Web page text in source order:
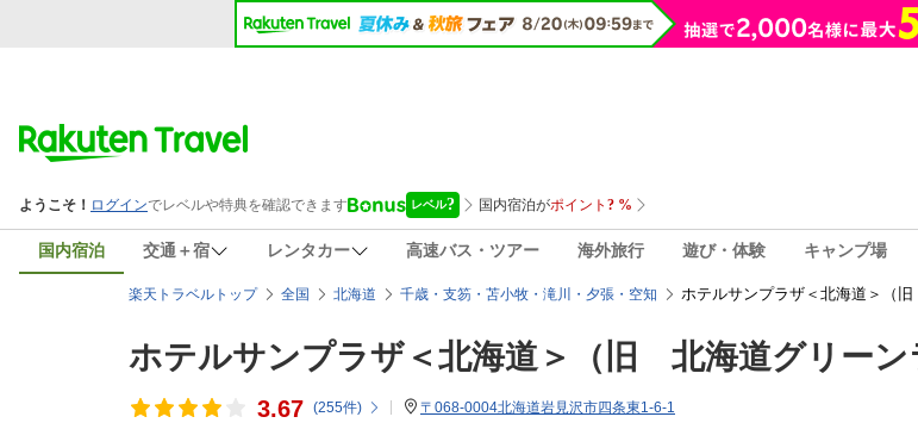
国内宿泊 交通＋宿 レンタカー 高速バス・ツアー 海外旅行 遊び・体験 キャンプ場
楽天トラベルトップ 全国 北海道 千歳・支笏・苫小牧・滝川・夕張・空知 ホテルサンプラザ＜北海道＞（
ホテルサンプラザ＜北海道＞（旧 北海道グリー
3.67 (255件) 〒068-0004北海道岩見沢市四条東1-6-1